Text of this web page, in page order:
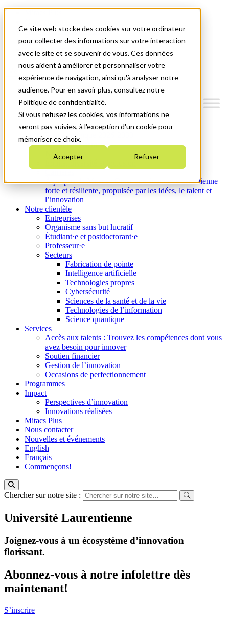
Ce site web stocke des cookies sur votre ordinateur
pour collecter des informations sur votre interaction
avec le site et se souvenir de vous. Ces données
nous aident à améliorer et personnaliser votre
expérience de navigation, ainsi qu'à analyser notre
audience. Pour en savoir plus, consultez notre
Politique de confidentialité.
Si vous refusez les cookies, vos informations ne
seront pas suivies, à l'exception d'un cookie pour
mémoriser ce choix.
Accepter Refuser
Nouvelles et événements
English
Commençons!
Qui nous sommes
Plan stratégique 2026-2030
Nos investissements
Nos activités
Équité, diversité et inclusion
À propos de Mitacs : Créer une économie canadienne
forte et résiliente, propulsée par les idées, le talent et
l’innovation
Notre clientèle
Entreprises
Organisme sans but lucratif
Étudiant·e et postdoctorant·e
Professeur·e
Secteurs
Fabrication de pointe
Intelligence artificielle
Technologies propres
Cybersécurité
Sciences de la santé et de la vie
Technologies de l’information
Science quantique
Services
Accès aux talents : Trouvez les compétences dont vous
avez besoin pour innover
Soutien financier
Gestion de l’innovation
Occasions de perfectionnement
Programmes
Impact
Perspectives d’innovation
Innovations réalisées
Mitacs Plus
Nous contacter
Nouvelles et événements
English
Français
Commençons!
Chercher sur notre site :
Université Laurentienne
Joignez-vous à un écosystème d’innovation
florissant.
Abonnez-vous à notre infolettre dès
maintenant!
S’inscrire